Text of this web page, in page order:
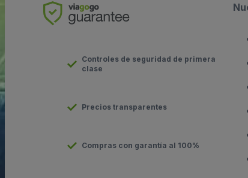
Controles de seguridad de primera
clase
Precios transparentes
Compras con garantía al 100%